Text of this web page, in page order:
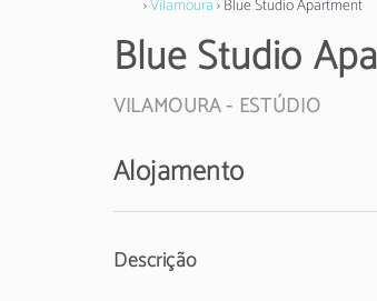
›Vilamoura› Blue Studio Apartment
Blue Studio
VILAMOURA - ESTÚDIO
Alojamento
Descrição